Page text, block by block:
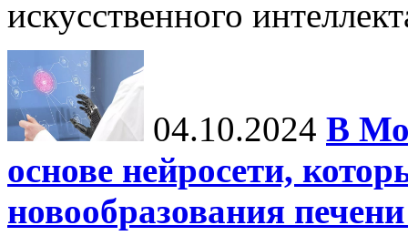
искусственного
04.10.2024 В
основе нейросети,
новообразования